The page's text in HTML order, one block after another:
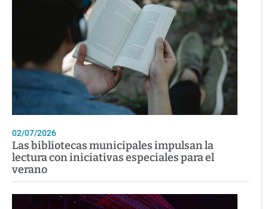
02/07/2026
Las bibliotecas municipales impulsan la
lectura con iniciativas especiales para el
verano